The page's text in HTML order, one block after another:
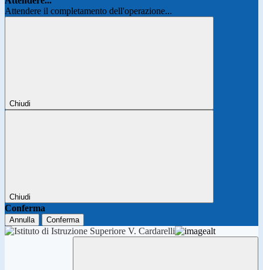
Attendere il completamento dell'operazione...
Chiudi
Chiudi
Conferma
Annulla Conferma